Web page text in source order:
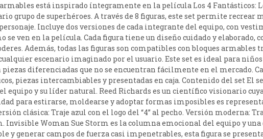
armables está inspirado íntegramente en la película Los 4 Fantásticos:
grupo de superhéroes. A través de 8 figuras, este set permite
Incluye dos versiones de cada integrante del equipo, con
se ven en la película. Cada figura tiene un diseño cuidado y elaborado,
Además, todas las figuras son compatibles con bloques
escenario imaginado por el usuario. Este set es ideal para
piezas diferenciadas que no se encuentran fácilmente en el mercado.
piezas intercambiables y presentadas en caja. Contenido del set El
equipo y su líder natural. Reed Richards es un científico visionario
para estirarse, moldearse y adoptar formas imposibles es
clásica: Traje azul con el logo del “4” al pecho. Versión moderna:
Invisible Woman Sue Storm es la columna emocional del equipo y una
y generar campos de fuerza casi impenetrables, esta figura se